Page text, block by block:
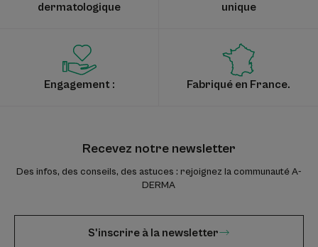
dermatologique
unique
Engagement : Fabriqué en France.
Recevez notre newsletter
Des infos, des conseils, des astuces : rejoignez la communauté A-
DERMA
S'inscrire à la newsletter